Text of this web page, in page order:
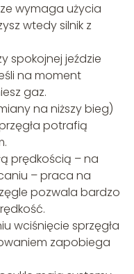
wymaga użycia
wtedy silnik z
spokojnej jeździe
na moment
gaz.
na niższy bieg)
potrafią
prędkością – na
– praca na
pozwala bardzo
wciśnięcie sprzęgła
zapobiega